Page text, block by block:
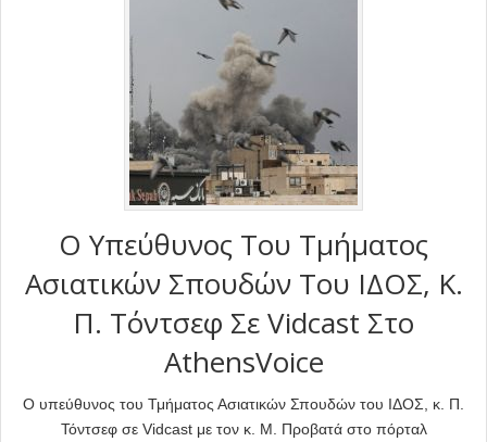
Ο Υπεύθυνος Του Τμήματος
Ασιατικών Σπουδών Του ΙΔΟΣ, Κ.
Π. Τόντσεφ Σε Vidcast Στο
AthensVoice
Ο υπεύθυνος του Τμήματος Ασιατικών Σπουδών του ΙΔΟΣ, κ. Π.
Τόντσεφ σε Vidcast με τον κ. Μ. Προβατά στο πόρταλ